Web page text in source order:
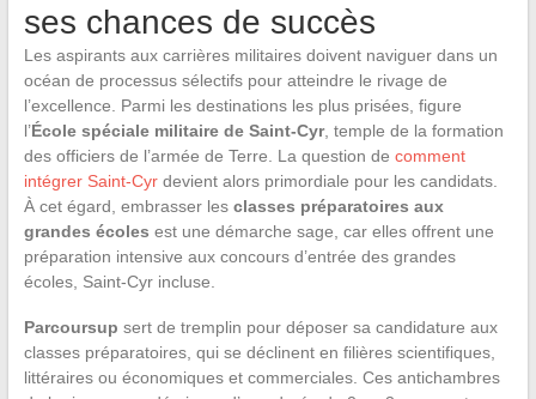
ses chances de succès
Les aspirants aux carrières militaires doivent naviguer dans un
océan de processus sélectifs pour atteindre le rivage de
l’excellence. Parmi les destinations les plus prisées, figure
l’École spéciale militaire de Saint-Cyr, temple de la formation
des officiers de l’armée de Terre. La question de comment
intégrer Saint-Cyrdevient alors primordiale pour les candidats.
À cet égard, embrasser les classes préparatoires aux
grandes écoles est une démarche sage, car elles offrent une
préparation intensive aux concours d’entrée des grandes
écoles, Saint-Cyr incluse.
Parcoursup sert de tremplin pour déposer sa candidature aux
classes préparatoires, qui se déclinent en filières scientifiques,
littéraires ou économiques et commerciales. Ces antichambres